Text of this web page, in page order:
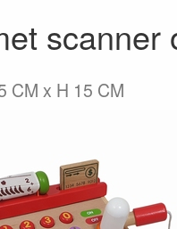
scanner
CM x H 15 CM